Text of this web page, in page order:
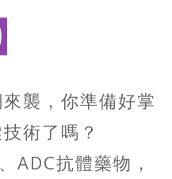
襲，你準備好掌
術了嗎？
ADC抗體藥物，